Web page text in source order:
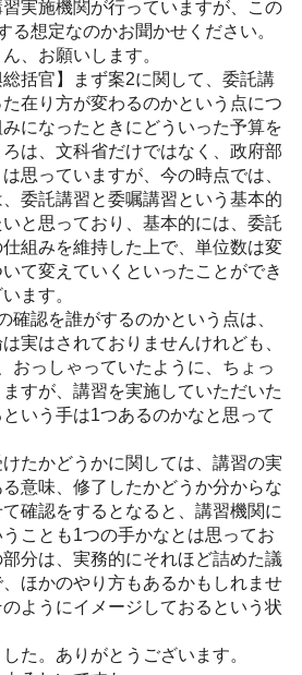
実施機関が行っていますが、この
る想定なのかお聞かせください。
、お願いします。
総括官】まず案2に関して、委託講
在り方が変わるのかという点につ
になったときにどういった予算を
は、文科省だけではなく、政府部
思っていますが、今の時点では、
委託講習と委嘱講習という基本的
と思っており、基本的には、委託
組みを維持した上で、単位数は変
て変えていくといったことができ
ます。
認を誰がするのかという点は、
実はされておりませんけれども、
おっしゃっていたように、ちょっ
すが、講習を実施していただいた
いう手は1つあるのかなと思って
たかどうかに関しては、講習の実
意味、修了したかどうか分からな
確認をするとなると、講習機関に
ことも1つの手かなとは思ってお
分は、実務的にそれほど詰めた議
ほかのやり方もあるかもしれませ
ようにイメージしておるという状
た。ありがとうございます。